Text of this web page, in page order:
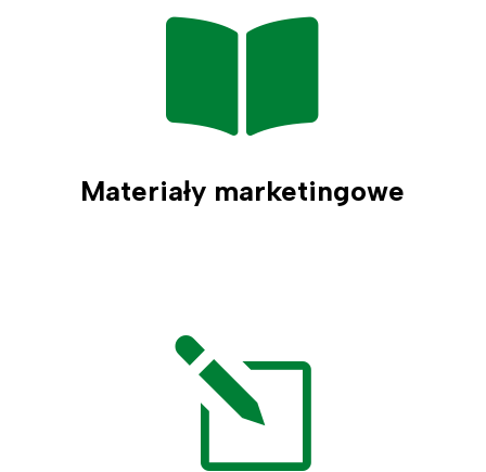

Materiały marketingowe
l